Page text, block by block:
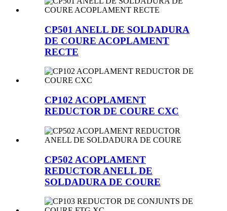
CP501 ANELL DE SOLDADURA
DE COURE ACOPLAMENT
RECTE
CP102 ACOPLAMENT
REDUCTOR DE COURE CXC
CP502 ACOPLAMENT
REDUCTOR ANELL DE
SOLDADURA DE COURE